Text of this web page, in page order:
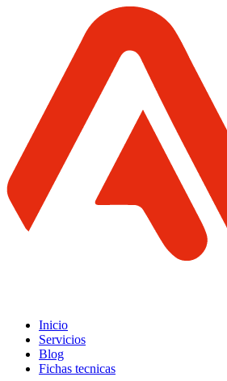
Inicio
Servicios
Blog
Fichas tecnicas